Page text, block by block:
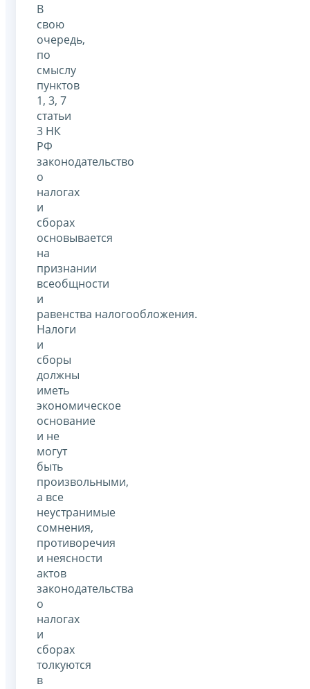
В
свою
очередь,
по
смыслу
пунктов
1, 3, 7
статьи
3 НК
РФ
законодательство
о
налогах
и
сборах
основывается
на
признании
всеобщности
и
равенства налогообложения.
Налоги
и
сборы
должны
иметь
экономическое
основание
и не
могут
быть
произвольными,
а все
неустранимые
сомнения,
противоречия
и неясности
актов
законодательства
о
налогах
и
сборах
толкуются
в